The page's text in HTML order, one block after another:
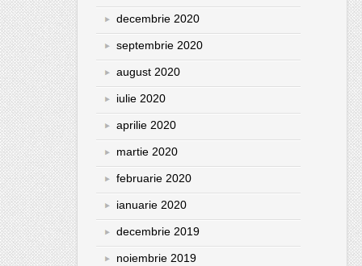
decembrie 2020
septembrie 2020
august 2020
iulie 2020
aprilie 2020
martie 2020
februarie 2020
ianuarie 2020
decembrie 2019
noiembrie 2019